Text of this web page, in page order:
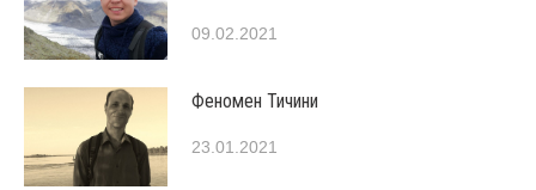
09.02.2021
Феномен Тичини
23.01.2021